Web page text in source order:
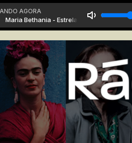
AGORA
Maria Bethania - Estrela